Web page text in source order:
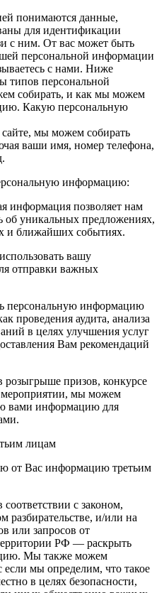
понимаются данные,
для идентификации
с ним. От вас может быть
персональной информации
с нами. Ниже
типов персональной
собирать, и как мы можем
Какую персональную
сайте, мы можем собирать
ваши имя, номер телефона,
информацию:
информация позволяет нам
об уникальных предложениях,
и ближайших событиях.
вашу
отправки важных
персональную информацию
проведения аудита, анализа
в целях улучшения услуг
Вам рекомендаций
розыгрыше призов, конкурсе
мы можем
вами информацию для
лицам
от Вас информацию третьим
с законом,
разбирательстве, и/или на
или запросов от
РФ — раскрыть
Мы также можем
мы определим, что такое
в целях безопасности,